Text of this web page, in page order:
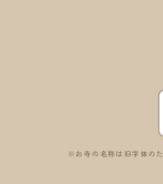
※お寺の名称は旧字体の